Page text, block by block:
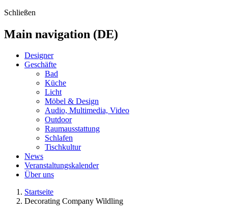
Schließen
Main navigation (DE)
Designer
Geschäfte
Bad
Küche
Licht
Möbel & Design
Audio, Multimedia, Video
Outdoor
Raumausstattung
Schlafen
Tischkultur
News
Veranstaltungskalender
Über uns
Startseite
Decorating Company Wildling